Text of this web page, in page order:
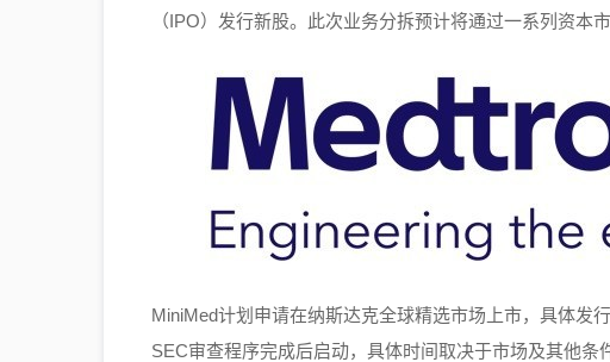
（IPO）发行新股。此次业务分拆预计将通过一系列资本
MiniMed计划申请在纳斯达克全球精选市场上市，具体发
SEC审查程序完成后启动，具体时间取决于市场及其他条